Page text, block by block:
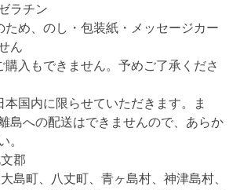
ラチン
ため、のし・包装紙・メッセージカー
ん
購入もできません。予めご了承くださ
国内に限らせていただきます。ま
島への配送はできませんので、あらか
。
郡
島町、八丈町、青ヶ島村、神津島村、